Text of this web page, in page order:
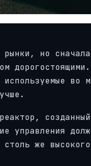
рынки, но
во
управления
столь же